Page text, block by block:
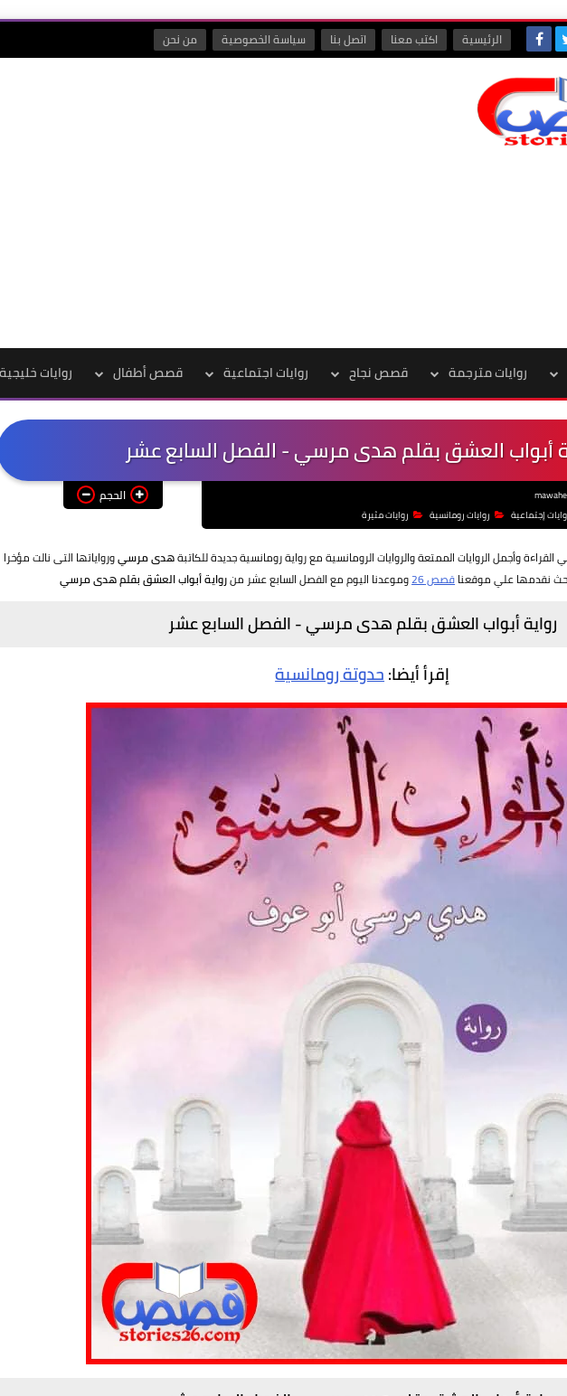
الرئيسية اكتب معنا اتصل بنا سياسة الخصوصية من نحن
روايات مترجمة قصص نجاح روايات اجتماعية قصص أطفال روايات خليجية
أبواب العشق بقلم هدى مرسي - الفصل السابع عشر
إجتماعية روايات رومانسية روايات مثيرة
الحجم
وأجمل الروايات الممتعة والروايات الرومانسية مع رواية رومانسية جديدة للكاتبةهدى مرسيورواياتها التى نالت مؤخرا
نقدمها علي موقعناقصص 26 وموعدنا اليوم مع الفصل السابع عشر منرواية أبواب العشق بقلم هدى مرسي
رواية أبواب العشق بقلم هدى مرسي - الفصل السابع عشر
إقرأ أيضا:حدوتة رومانسية